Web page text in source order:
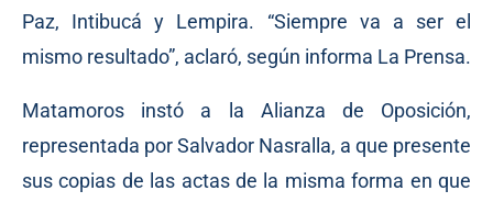
Paz, Intibucá y Lempira. “Siempre va a ser el
mismo resultado”, aclaró, según informa La Prensa.
Matamoros instó a la Alianza de Oposición,
representada por Salvador Nasralla, a que presente
sus copias de las actas de la misma forma en que